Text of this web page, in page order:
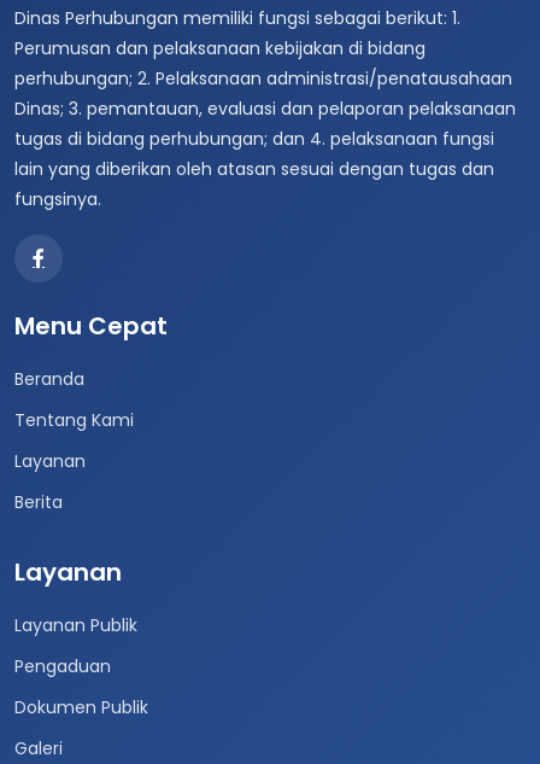
Dinas Perhubungan memiliki fungsi sebagai berikut: 1.
Perumusan dan pelaksanaan kebijakan di bidang
perhubungan; 2. Pelaksanaan administrasi/penatausahaan
Dinas; 3. pemantauan, evaluasi dan pelaporan pelaksanaan
tugas di bidang perhubungan; dan 4. pelaksanaan fungsi
lain yang diberikan oleh atasan sesuai dengan tugas dan
fungsinya.
Menu Cepat
Beranda
Tentang Kami
Layanan
Berita
Layanan
Layanan Publik
Pengaduan
Dokumen Publik
Galeri